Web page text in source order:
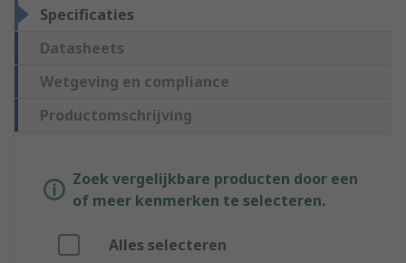
Specificaties
Datasheets
Wetgeving en compliance
Productomschrijving
Zoek vergelijkbare producten door een
of meer kenmerken te selecteren.
Alles selecteren